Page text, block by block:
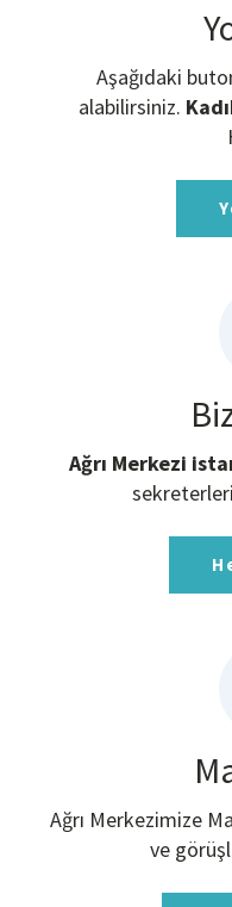
Aşağıdaki
alabilirsiniz.
Ağrı Merkezi
Ağrı Merkezimize
ve